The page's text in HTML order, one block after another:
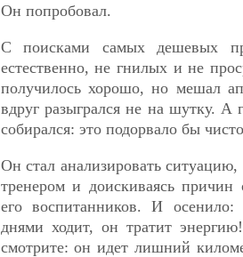
Он попробовал.
С поисками самых дешевых
естественно, не гнилых и не
получилось хорошо, но мешал
вдруг разыгрался не на шутку. А
собирался: это подорвало бы
Он стал анализировать ситуацию,
тренером и доискиваясь причин
его воспитанников. И
днями ходит, он тратит
смотрите: он идет лишний